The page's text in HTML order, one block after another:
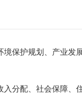
境保护规划、产业发
分配、社会保障、